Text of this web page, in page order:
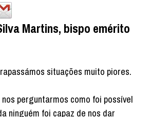
Martins, bispo emérito
situações muito piores.
perguntarmos como foi possível
ninguém foi capaz de nos dar